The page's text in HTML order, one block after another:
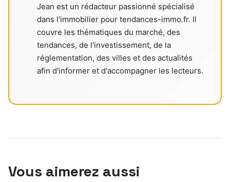
Jean est un rédacteur passionné spécialisé
dans l'immobilier pour tendances-immo.fr. Il
couvre les thématiques du marché, des
tendances, de l'investissement, de la
réglementation, des villes et des actualités
afin d'informer et d'accompagner les lecteurs.
Vous aimerez aussi